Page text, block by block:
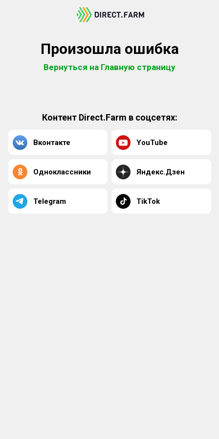
Произошла ошибка
Вернуться на Главную страницу
Контент Direct.Farm в соцсетях:
Вконтакте YouTube
Одноклассники Яндекс.Дзен
Telegram TikTok